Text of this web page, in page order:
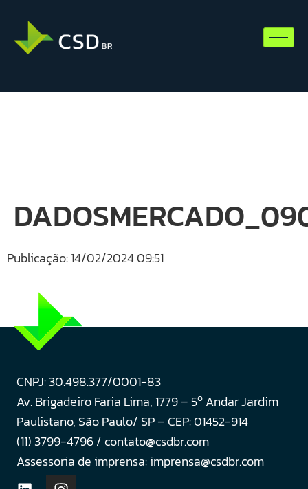
Publicação: 14/02/2024 09:51
CNPJ: 30.498.377/0001-83
Av. Brigadeiro Faria Lima, 1779 – 5o Andar Jardim
Paulistano, São Paulo/ SP – CEP: 01452-914
(11) 3799-4796 / contato@csdbr.com
Assessoria de imprensa: imprensa@csdbr.com